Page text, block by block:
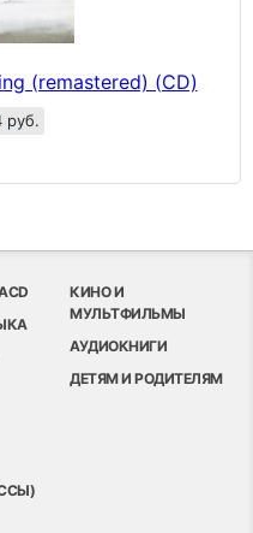
(remastered) (CD)
руб.
КИНО И
МУЛЬТФИЛЬМЫ
АУДИОКНИГИ
ДЕТЯМ И РОДИТЕЛЯМ